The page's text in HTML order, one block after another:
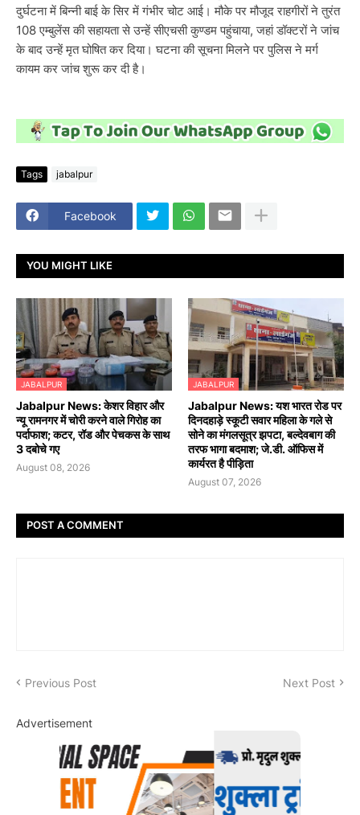
दुर्घटना में बिन्नी बाई के सिर में गंभीर चोट आई। मौके पर मौजूद राहगीरों ने तुरंत
108 एम्बुलेंस की सहायता से उन्हें सीएचसी कुण्डम पहुंचाया, जहां डॉक्टरों ने जांच
के बाद उन्हें मृत घोषित कर दिया। घटना की सूचना मिलने पर पुलिस ने मर्ग
कायम कर जांच शुरू कर दी है।
Tags jabalpur
Facebook
YOU MIGHT LIKE
JABALPUR
Jabalpur News: केशर विहार और
न्यू रामनगर में चोरी करने वाले गिरोह का
पर्दाफाश; कटर, रॉड और पेचकस के साथ
3 दबोचे गए
August 08, 2026
JABALPUR
Jabalpur News: यश भारत रोड पर
दिनदहाड़े स्कूटी सवार महिला के गले से
सोने का मंगलसूत्र झपटा, बल्देवबाग की
तरफ भागा बदमाश; जे.डी. ऑफिस में
कार्यरत है पीड़िता
August 07, 2026
POST A COMMENT
Previous Post Next Post
Advertisement